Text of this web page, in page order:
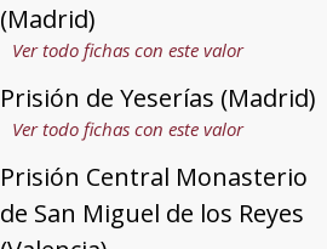
(Madrid)
Ver todo fichas con este valor
Prisión de Yeserías (Madrid)
Ver todo fichas con este valor
Prisión Central Monasterio
de San Miguel de los Reyes